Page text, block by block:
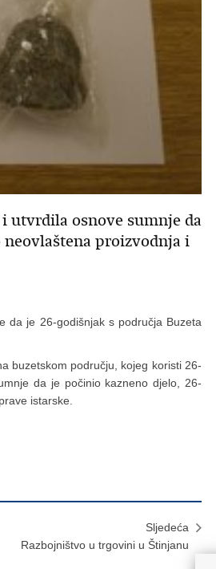
utvrdila osnove sumnje da
proizvodnja i
da je 26-godišnjak s područja Buzeta
buzetskom području, kojeg koristi 26-
da je počinio kazneno djelo, 26-
istarske.
Sljedeća
Razbojništvo u trgovini u Štinjanu